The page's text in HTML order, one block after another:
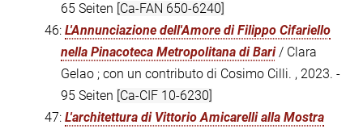
65 Seiten [Ca-FAN 650-6240]
46: L'Annunciazione dell'Amore di Filippo Cifariello
nella Pinacoteca Metropolitana di Bari/ Clara
Gelao ; con un contributo di Cosimo Cilli. , 2023. -
95 Seiten [Ca-CIF 10-6230]
47: L'architettura di Vittorio Amicarelli alla Mostra